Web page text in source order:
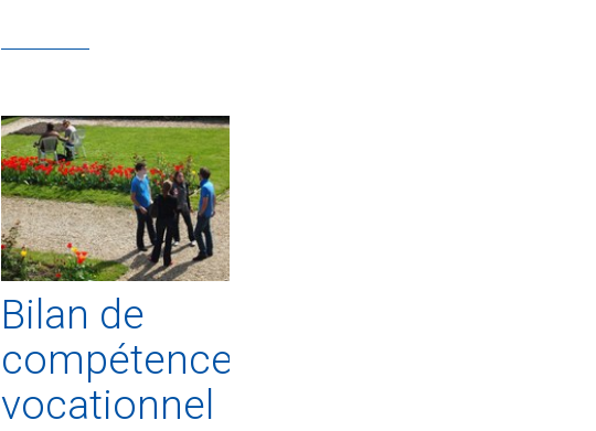
Bilan de
compétences
vocationnel